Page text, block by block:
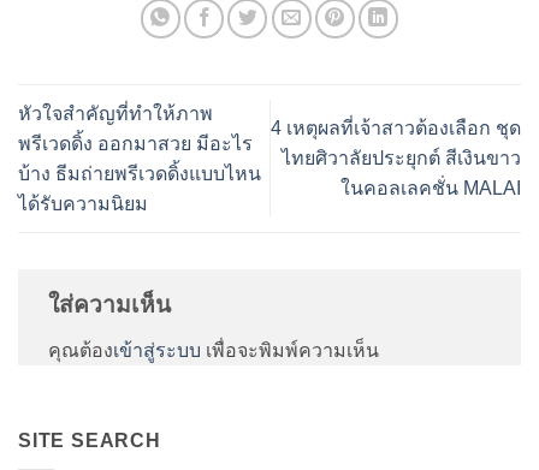
หัวใจสำคัญที่ทำให้ภาพ
พรีเวดดิ้ง ออกมาสวย มีอะไร
บ้าง ธีมถ่ายพรีเวดดิ้งแบบไหน
ได้รับความนิยม
4 เหตุผลที่เจ้าสาวต้องเลือก ชุด
ไทยศิวาลัยประยุกต์ สีเงินขาว
ในคอลเลคชั่น MALAI
ใส่ความเห็น
คุณต้องเข้าสู่ระบบ เพื่อจะพิมพ์ความเห็น
SITE SEARCH